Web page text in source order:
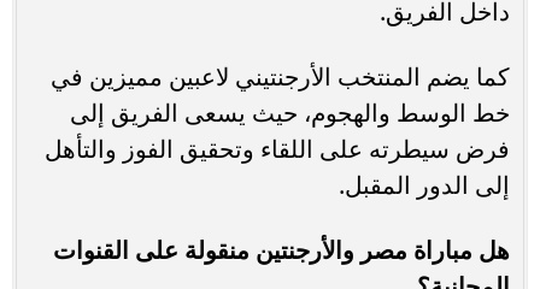
داخل الفريق.
كما يضم المنتخب الأرجنتيني لاعبين مميزين في
خط الوسط والهجوم، حيث يسعى الفريق إلى
فرض سيطرته على اللقاء وتحقيق الفوز والتأهل
إلى الدور المقبل.
هل مباراة مصر والأرجنتين منقولة على القنوات